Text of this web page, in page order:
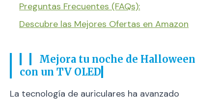
Preguntas Frecuentes (FAQs):
Descubre las Mejores Ofertas en Amazon
Mejora tu noche de Halloween
con un TV OLED
La tecnología de auriculares ha avanzado